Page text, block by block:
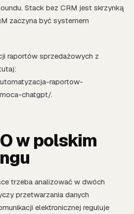
Stack bez CRM jest skrzynką
zaczyna być systemem
raportów sprzedażowych z
raportow-
chatgpt/.
w polskim
trzeba analizować w dwóch
przetwarzania danych
elektronicznej reguluje